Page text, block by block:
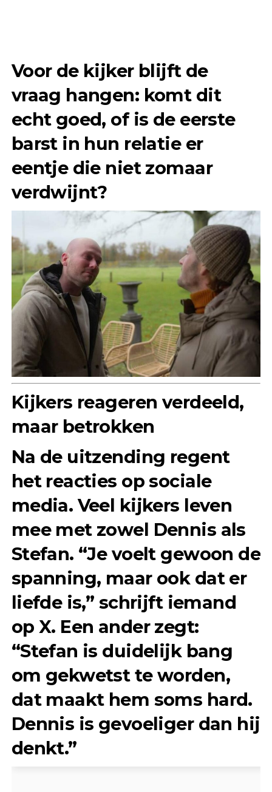
Voor de kijker blijft de
vraag hangen: komt dit
echt goed, of is de eerste
barst in hun relatie er
eentje die niet zomaar
verdwijnt?
Kijkers reageren verdeeld,
maar betrokken
Na de uitzending regent
het reacties op sociale
media. Veel kijkers leven
mee met zowel Dennis als
Stefan. “Je voelt gewoon de
spanning, maar ook dat er
liefde is,” schrijft iemand
op X. Een ander zegt:
“Stefan is duidelijk bang
om gekwetst te worden,
dat maakt hem soms hard.
Dennis is gevoeliger dan hij
denkt.”